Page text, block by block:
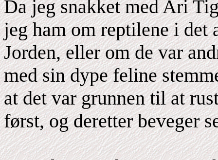
Da jeg snakket med Ari
jeg ham om reptilene i det
Jorden, eller om de var
med sin dype feline
at det var grunnen til at
først, og deretter beveger